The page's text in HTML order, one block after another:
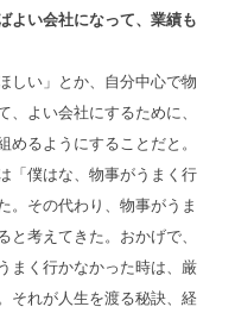
よい会社になって、業績も
しい」とか、自分中心で物
よい会社にするために、
るようにすることだと。
「僕はな、物事がうまく行
。その代わり、物事がうま
と考えてきた。おかげで、
まく行かなかった時は、厳
それが人生を渡る秘訣、経